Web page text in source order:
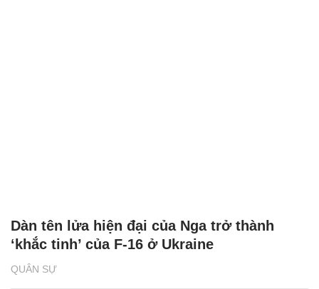
QUÂN SỰ
Dàn tên lửa hiện đại của Nga trở thành
‘khắc tinh’ của F-16 ở Ukraine